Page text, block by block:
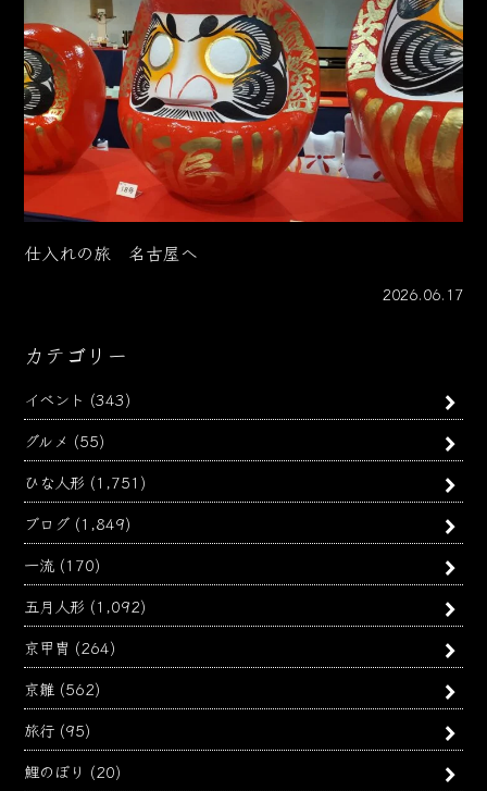
仕入れの旅 名古屋へ
2026.06.17
カテゴリー
イベント (343)
グルメ (55)
ひな人形 (1,751)
ブログ (1,849)
一流 (170)
五月人形 (1,092)
京甲冑 (264)
京雛 (562)
旅行 (95)
鯉のぼり (20)